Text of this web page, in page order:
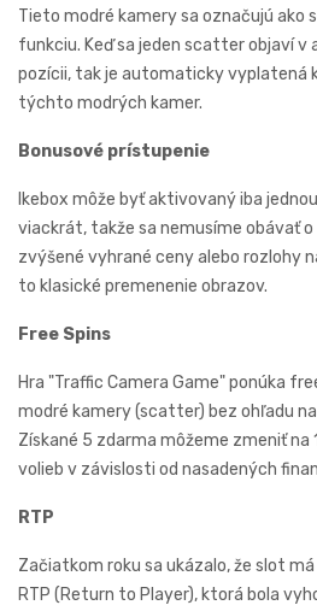
Tieto modré kamery sa označujú ako
funkciu. Keď sa jeden scatter objaví v
pozícii, tak je automaticky vyplatená
týchto modrých kamer.
Bonusové prístupenie
Ikebox môže byť aktivovaný iba
viackrát, takže sa nemusíme obávať o
zvýšené vyhrané ceny alebo rozlohy
to klasické premenenie obrazov.
Free Spins
Hra "Traffic Camera Game" ponúka
modré kamery (scatter) bez ohľadu
Získané 5 zdarma môžeme zmeniť na
volieb v závislosti od nasadených
RTP
Začiatkom roku sa ukázalo, že slot
RTP (Return to Player), ktorá bola